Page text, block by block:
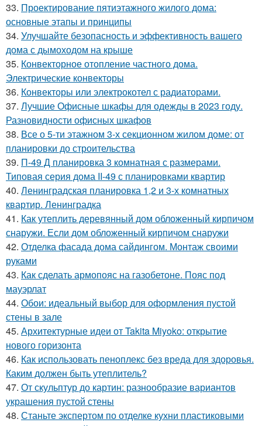
33. Проектирование пятиэтажного жилого дома:
основные этапы и принципы
34. Улучшайте безопасность и эффективность вашего
дома с дымоходом на крыше
35. Конвекторное отопление частного дома.
Электрические конвекторы
36. Конвекторы или электрокотел с радиаторами.
37. Лучшие Офисные шкафы для одежды в 2023 году.
Разновидности офисных шкафов
38. Все о 5-ти этажном 3-х секционном жилом доме: от
планировки до строительства
39. П-49 Д планировка 3 комнатная с размерами.
Типовая серия дома II-49 с планировками квартир
40. Ленинградская планировка 1,2 и 3-х комнатных
квартир. Ленинградка
41. Как утеплить деревянный дом обложенный кирпичом
снаружи. Если дом обложенный кирпичом снаружи
42. Отделка фасада дома сайдингом. Монтаж своими
руками
43. Как сделать армопояс на газобетоне. Пояс под
мауэрлат
44. Обои: идеальный выбор для оформления пустой
стены в зале
45. Архитектурные идеи от Takita Miyoko: открытие
нового горизонта
46. Как использовать пеноплекс без вреда для здоровья.
Каким должен быть утеплитель?
47. От скульптур до картин: разнообразие вариантов
украшения пустой стены
48. Станьте экспертом по отделке кухни пластиковыми